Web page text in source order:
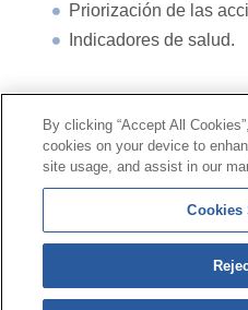
Priorización de las
Indicadores de salud.
Línea Universal 900 203 203
Prestaciones Especiales
© Mutua Universal 2026 |
Política de Protección
By clicking “Accept All
cookies on your device to
site usage, and assist in our
Cookies